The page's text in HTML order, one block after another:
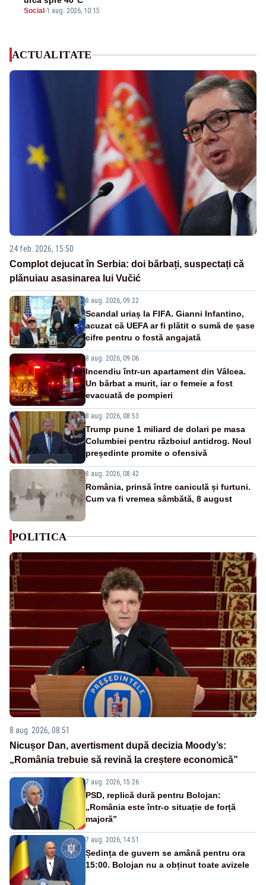
Social -1 aug. 2026, 10:15
ACTUALITATE
24 feb. 2026, 15:50
Complot dejucat în Serbia: doi bărbați, suspectați că
plănuiau asasinarea lui Vučić
8 aug. 2026, 09:22
Scandal uriaș la FIFA. Gianni Infantino,
acuzat că UEFA ar fi plătit o sumă de șase
cifre pentru o fostă angajată
8 aug. 2026, 09:06
Incendiu într-un apartament din Vâlcea.
Un bărbat a murit, iar o femeie a fost
evacuată de pompieri
8 aug. 2026, 08:53
Trump pune 1 miliard de dolari pe masa
Columbiei pentru războiul antidrog. Noul
președinte promite o ofensivă
8 aug. 2026, 08:42
România, prinsă între caniculă și furtuni.
Cum va fi vremea sâmbătă, 8 august
POLITICA
8 aug. 2026, 08:51
Nicușor Dan, avertisment după decizia Moody’s:
„România trebuie să revină la creștere economică”
7 aug. 2026, 15:26
PSD, replică dură pentru Bolojan:
„România este într-o situație de forță
majoră”
7 aug. 2026, 14:51
Ședința de guvern se amână pentru ora
15:00. Bolojan nu a obținut toate avizele